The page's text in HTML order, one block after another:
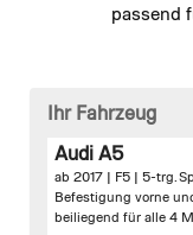
passend
beginning
Ihr Fahrzeug
Audi A5
ab 2017 | F5 | 5-trg.
Befestigung vorne
beiliegend für alle 4